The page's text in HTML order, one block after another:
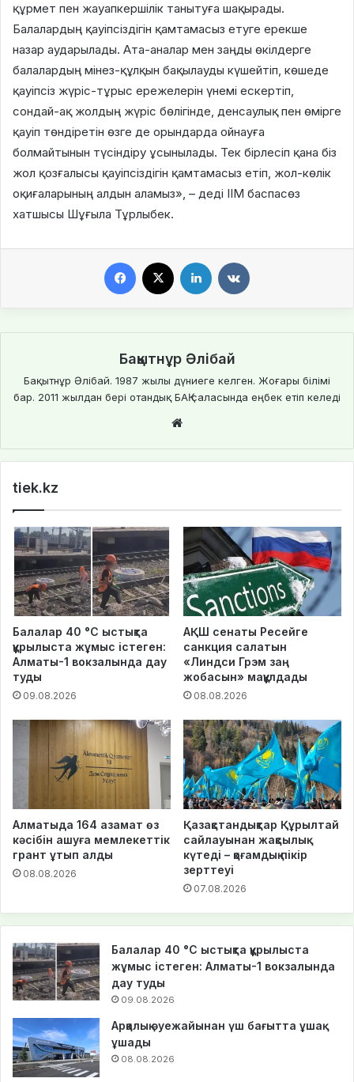
құрмет пен жауапкершілік танытуға шақырады.
Балалардың қауіпсіздігін қамтамасыз етуге ерекше
назар аударылады. Ата-аналар мен заңды өкілдерге
балалардың мінез-құлқын бақылауды күшейтіп, көшеде
қауіпсіз жүріс-тұрыс ережелерін үнемі ескертіп,
сондай-ақ жолдың жүріс бөлігінде, денсаулық пен өмірге
қауіп төндіретін өзге де орындарда ойнауға
болмайтынын түсіндіру ұсынылады. Тек бірлесіп қана біз
жол қозғалысы қауіпсіздігін қамтамасыз етіп, жол-көлік
оқиғаларының алдын аламыз», – деді ІІМ баспасөз
хатшысы Шұғыла Тұрлыбек.
Бақытнұр Әлібай
Бақытнұр Әлібай. 1987 жылы дүниеге келген. Жоғары білімі
бар. 2011 жылдан бері отандық БАҚ саласында еңбек етіп келеді
te
tiek.kz
Балалар 40 °C ыстықта
құрылыста жұмыс істеген:
Алматы-1 вокзалында дау
туды
09.08.2026
АҚШ сенаты Ресейге
санкция салатын
«Линдси Грэм заң
жобасын» мақұлдады
08.08.2026
Алматыда 164 азамат өз
кәсібін ашуға мемлекеттік
грант ұтып алды
08.08.2026
Қазақстандықтар Құрылтай
сайлауынан жақсылық
күтеді – қоғамдық пікір
зерттеуі
07.08.2026
Балалар 40 °C ыстықта құрылыста
жұмыс істеген: Алматы-1 вокзалында
дау туды
09.08.2026
Арқалық әуежайынан үш бағытта ұшақ
ұшады
08.08.2026